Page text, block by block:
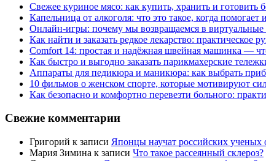
Свежее куриное мясо: как купить, хранить и готовить
Капельница от алкоголя: что это такое, когда помогает
Онлайн-игры: почему мы возвращаемся в
Как найти и заказать редкое лекарство: практическое
Comfort 14: простая и надёжная швейная машинка —
Как быстро и выгодно заказать парикмахерские
Аппараты для педикюра и маникюра: как выбрать
10 фильмов о женском спорте, которые мотивируют
Как безопасно и комфортно перевезти больного:
Свежие комментарии
Григорий к записи Японцы научат российских ученых
Мария Зимина к записи Что такое рассеянный склероз?